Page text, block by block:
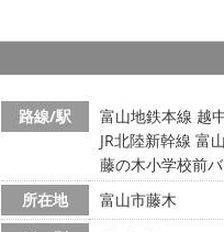
路線/駅
富山地鉄本線 越
JR北陸新幹線 富
藤の木小学校前
所在地
富山市藤木